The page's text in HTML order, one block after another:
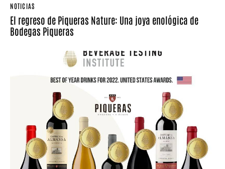
NOTICIAS
El regreso de Piqueras Nature: Una joya enológica de
Bodegas Piqueras